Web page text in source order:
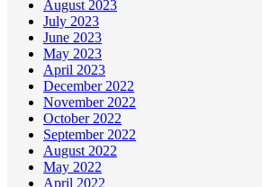
August 2023
July 2023
June 2023
May 2023
April 2023
December 2022
November 2022
October 2022
September 2022
August 2022
May 2022
April 2022